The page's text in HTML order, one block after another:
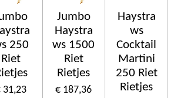
250
Riet
31,23
Jumbo
Haystra
ws 1500
Riet
Rietjes
€ 187,36
Haystra
ws
Cocktail
Martini
250 Riet
Rietjes